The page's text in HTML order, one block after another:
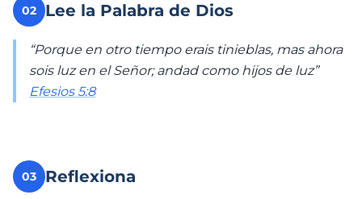
02 Lee la Palabra de Dios
“Porque en otro tiempo erais tinieblas, mas ahora
sois luz en el Señor; andad como hijos de luz”
Efesios 5:8
03 Reflexiona